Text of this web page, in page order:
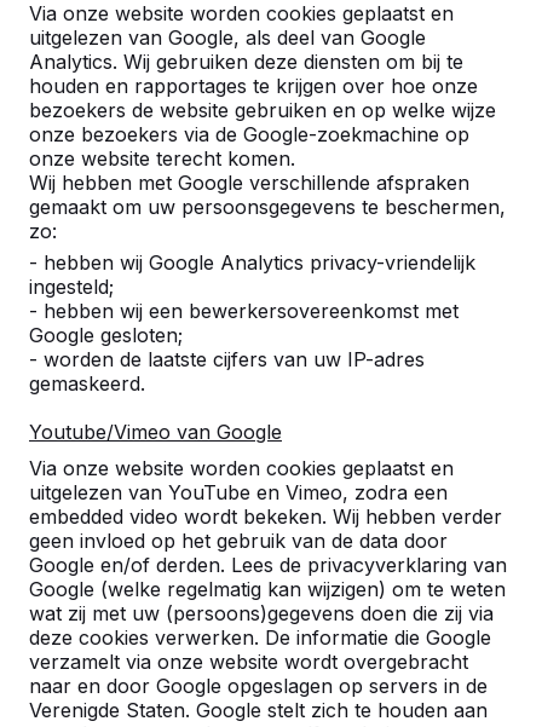
Via onze website worden cookies geplaatst en
uitgelezen van Google, als deel van Google
Analytics. Wij gebruiken deze diensten om bij te
houden en rapportages te krijgen over hoe onze
bezoekers de website gebruiken en op welke wijze
onze bezoekers via de Google-zoekmachine op
onze website terecht komen.
Wij hebben met Google verschillende afspraken
gemaakt om uw persoonsgegevens te beschermen,
zo:
- hebben wij Google Analytics privacy-vriendelijk
ingesteld;
- hebben wij een bewerkersovereenkomst met
Google gesloten;
- worden de laatste cijfers van uw IP-adres
gemaskeerd.
Youtube/Vimeo van Google
Via onze website worden cookies geplaatst en
uitgelezen van YouTube en Vimeo, zodra een
embedded video wordt bekeken. Wij hebben verder
geen invloed op het gebruik van de data door
Google en/of derden. Lees de privacyverklaring van
Google (welke regelmatig kan wijzigen) om te weten
wat zij met uw (persoons)gegevens doen die zij via
deze cookies verwerken. De informatie die Google
verzamelt via onze website wordt overgebracht
naar en door Google opgeslagen op servers in de
Verenigde Staten. Google stelt zich te houden aan
9
wij zijn erg blij met de tennistafels van Heblad
omdat ze gewoon goed zijn
martin van rijn
10
martin van rijn
10
Ben al heel lang blij met jullie tafeltennistafels.
Martin van Rijn
10
Snelle service, alles goed verlopen.
F. de Boer, ROC Midden
Nederland
01-12-
2017
Referenties